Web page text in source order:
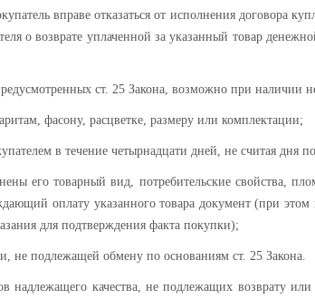
вправе отказаться от исполнения договора
о возврате уплаченной за указанный товар
ст. 25 Закона, возможно при наличии
фасону, расцветке, размеру или комплектации;
в течение четырнадцати дней, не считая дня
его товарный вид, потребительские свойства,
оплату указанного товара документ (при этом
для подтверждения факта покупки);
не подлежащей обмену по основаниям ст. 25 Закона.
надлежащего качества, не подлежащих возврату